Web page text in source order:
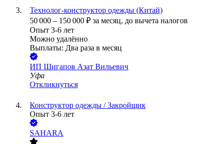
Технолог-конструктор одежды (Китай)
50 000 – 150 000 ₽ за месяц, до вычета налогов
Опыт 3-6 лет
Можно удалённо
Выплаты: Два раза в месяц
ИП Шигапов Азат Вильевич
Уфа
Откликнуться
Конструктор одежды / Закройщик
Опыт 3-6 лет
SAHARA